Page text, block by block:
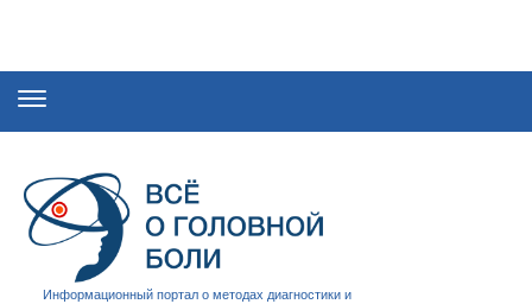
Информационный портал о методах диагностики и